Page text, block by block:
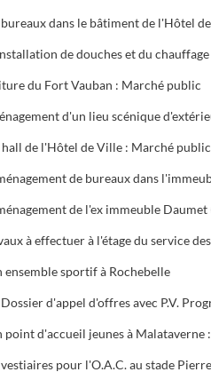
du Fort Vauban : Marché public
de l'Hôtel de Ville : Marché public
sportif à Rochebelle